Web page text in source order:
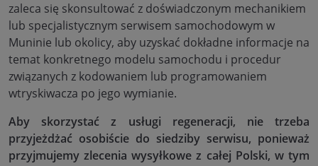
zaleca się skonsultować z doświadczonym mechanikiem
lub specjalistycznym serwisem samochodowym w
Muninie lub okolicy, aby uzyskać dokładne informacje na
temat konkretnego modelu samochodu i procedur
związanych z kodowaniem lub programowaniem
wtryskiwacza po jego wymianie.
Aby skorzystać z usługi regeneracji, nie trzeba
przyjeżdżać osobiście do siedziby serwisu, ponieważ
przyjmujemy zlecenia wysyłkowe z całej Polski, w tym